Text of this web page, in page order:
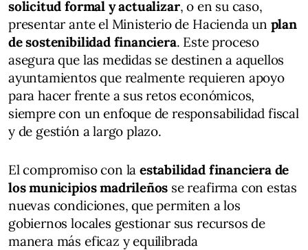
solicitud formal y actualizar, o en su caso,
presentar ante el Ministerio de Hacienda un plan
de sostenibilidad financiera. Este proceso
asegura que las medidas se destinen a aquellos
ayuntamientos que realmente requieren apoyo
para hacer frente a sus retos económicos,
siempre con un enfoque de responsabilidad fiscal
y de gestión a largo plazo.
El compromiso con laestabilidad financiera de
los municipios madrileños se reafirma con estas
nuevas condiciones, que permiten a los
gobiernos locales gestionar sus recursos de
manera más eficaz y equilibrada